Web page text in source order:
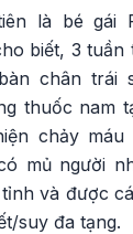
là bé gái
biết, 3
chân trái
thuốc nam
chảy máu
mủ người
và được
suy đa tạng.